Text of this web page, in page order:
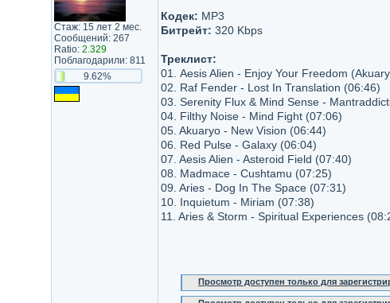
Стаж: 15 лет 2 мес.
Сообщений: 267
Ratio: 2.329
Поблагодарили: 811
9.62%
Кодек: MP3
Битрейт: 320 Kbps
Треклист:
01. Aesis Alien - Enjoy Your Freedom
02. Raf Fender - Lost In Translation (06:46)
03. Serenity Flux & Mind Sense -
04. Filthy Noise - Mind Fight (07:06)
05. Akuaryo - New Vision (06:44)
06. Red Pulse - Galaxy (06:04)
07. Aesis Alien - Asteroid Field (07:40)
08. Madmace - Cushtamu (07:25)
09. Aries - Dog In The Space (07:31)
10. Inquietum - Miriam (07:38)
11. Aries & Storm - Spiritual Experiences
Просмотр доступен только для